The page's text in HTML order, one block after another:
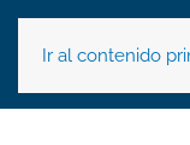
Ir al contenido